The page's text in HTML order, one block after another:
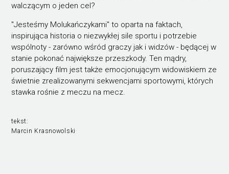
walczącym o jeden cel?
"Jesteśmy Molukańczykami" to oparta na faktach,
inspirująca historia o niezwykłej sile sportu i potrzebie
wspólnoty - zarówno wśród graczy jak i widzów - będącej w
stanie pokonać największe przeszkody. Ten mądry,
poruszający film jest także emocjonującym widowiskiem ze
świetnie zrealizowanymi sekwencjami sportowymi, których
stawka rośnie z meczu na mecz.
tekst:
Marcin Krasnowolski